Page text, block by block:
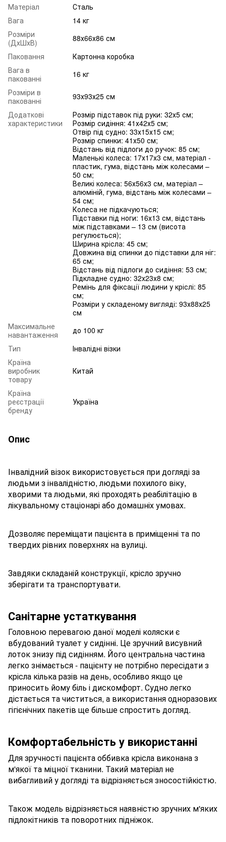
Матеріал
Сталь
Вага
14 кг
Розміри
(ДхШхВ)
88х66х86 см
Паковання
Картонна коробка
Вага в
пакованні
16 кг
Розміри в
пакованні
93х93х25 см
Додаткові
характеристики
Розмір підставок під руки: 32х5 см;
Розмір сидіння: 41х42х5 см;
Отвір під судно: 33х15х15 см;
Розмір спинки: 41х50 см;
Відстань від підлоги до ручок: 85 см;
Маленькі колеса: 17х17х3 см, матеріал -
пластик, гума, відстань між колесами –
50 см;
Великі колеса: 56х56х3 см, матеріал –
алюміній, гума, відстань між колесами –
54 см;
Колеса не підкачуються;
Підставки під ноги: 16х13 см, відстань
між підставками – 13 см (висота
регулюється);
Ширина крісла: 45 см;
Довжина від спинки до підставки для ніг:
65 см;
Відстань від підлоги до сидіння: 53 см;
Підкладне судно: 32х23х8 см;
Ремінь для фіксації людини у кріслі: 85
см;
Розміри у складеному вигляді: 93х88х25
см
Максимальне
навантаження
до 100 кг
Тип
Інвалідні візки
Країна
виробник
товару
Китай
Країна
реєстрації
бренду
Україна
Опис
Інвалідний візок використовується при догляді за
людьми з інвалідністю, людьми похилого віку,
хворими та людьми, які проходять реабілітацію в
лікувальному стаціонарі або домашніх умовах.
Дозволяє переміщати пацієнта в приміщенні та по
твердих рівних поверхнях на вулиці.
Завдяки складаній конструкції, крісло зручно
зберігати та транспортувати.
Санітарне устаткування
Головною перевагою даної моделі коляски є
вбудований туалет у сидінні. Це зручний висувний
лоток знизу під сидінням. Його центральна частина
легко знімається - пацієнту не потрібно пересідати з
крісла кілька разів на день, особливо якщо це
приносить йому біль і дискомфорт. Судно легко
дістається та чиститься, а використання одноразових
гігієнічних пакетів ще більше спростить догляд.
Комфортабельність у використанні
Для зручності пацієнта оббивка крісла виконана з
м'якої та міцної тканини. Такий матеріал не
вибагливий у догляді та відрізняється зносостійкістю.
Також модель відрізняється наявністю зручних м'яких
підлокітників та поворотних підніжок.